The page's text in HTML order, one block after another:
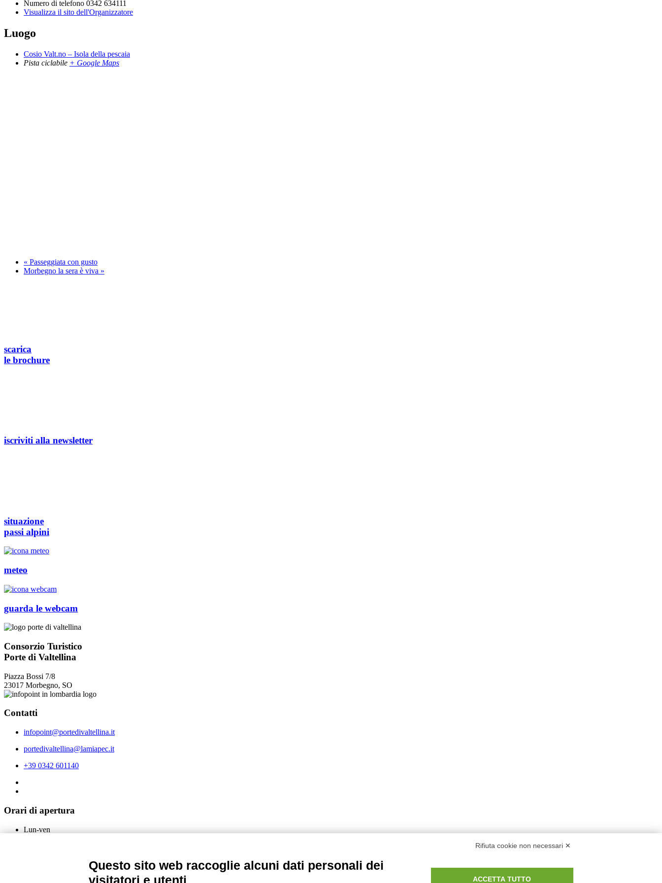
Numero di telefono 0342 634111
Visualizza il sito dell'Organizzatore
Luogo
Cosio Valt.no – Isola della pescaia
Pista ciclabile + Google Maps
« Passeggiata con gusto
Morbegno la sera è viva »
scarica
le brochure
iscriviti alla newsletter
situazione
passi alpini
meteo
guarda le webcam
Consorzio Turistico
Porte di Valtellina
Piazza Bossi 7/8
23017 Morbegno, SO
Contatti
infopoint@portedivaltellina.it
portedivaltellina@lamiapec.it
+39 0342 601140
Orari di apertura
Lun-ven
Rifiuta cookie non necessari ✕
Questo sito web raccoglie alcuni dati personali dei
visitatori e utenti
ACCETTA TUTTO